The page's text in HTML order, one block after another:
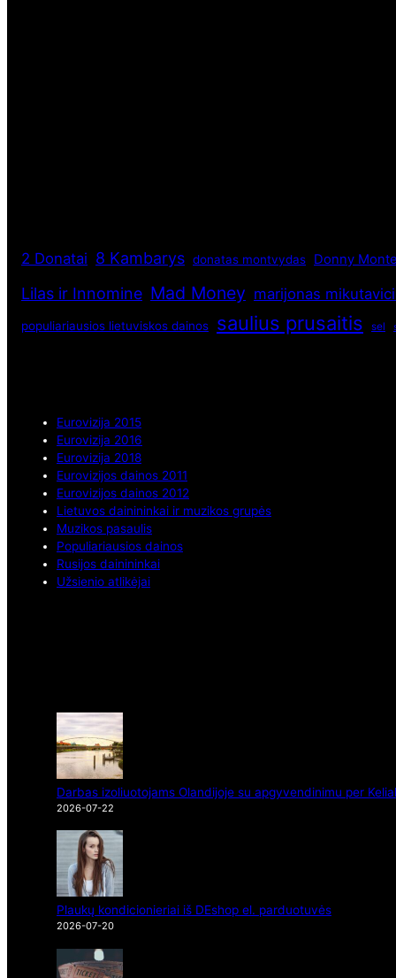
2 Donatai 8 Kambarys donatas montvydas Donny
Lilas ir Innomine Mad Money marijonas
populiariausios lietuviskos dainos saulius prusaitis sel
Eurovizija 2015
Eurovizija 2016
Eurovizija 2018
Eurovizijos dainos 2011
Eurovizijos dainos 2012
Lietuvos dainininkai ir muzikos grupės
Muzikos pasaulis
Populiariausios dainos
Rusijos dainininkai
Užsienio atlikėjai
Darbas izoliuotojams Olandijoje su apgyvendinimu per
2026-07-22
Plaukų kondicionieriai iš DEshop el. parduotuvės
2026-07-20